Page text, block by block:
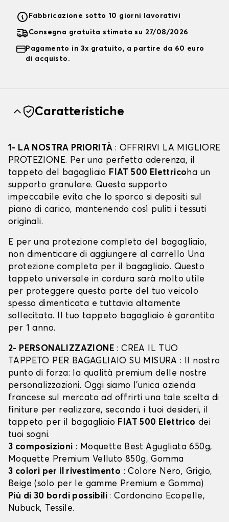
Fabbricazione sotto 10 giorni lavorativi
Consegna gratuita stimata su 27/08/2026
Pagamento in 3x gratuito, a partire da 60 euro
di acquisto.
Caratteristiche
1- LA NOSTRA PRIORITÀ : OFFRIRVI LA MIGLIORE
PROTEZIONE. Per una perfetta aderenza, il
tappeto del bagagliaio FIAT 500 Elettricoha un
supporto granulare. Questo supporto
impeccabile evita che lo sporco si depositi sul
piano di carico, mantenendo così puliti i tessuti
originali.
E per una protezione completa del bagagliaio,
non dimenticare di aggiungere al carrello Una
protezione completa per il bagagliaio. Questo
tappeto universale in cordura sarà molto utile
per proteggere questa parte del tuo veicolo
spesso dimenticata e tuttavia altamente
sollecitata. Il tuo tappeto bagagliaio è garantito
per 1 anno.
2- PERSONALIZZAZIONE: CREA IL TUO
TAPPETO PER BAGAGLIAIO SU MISURA : Il nostro
punto di forza: la qualità premium delle nostre
personalizzazioni. Oggi siamo l’unica azienda
francese sul mercato ad offrirti una tale scelta di
finiture per realizzare, secondo i tuoi desideri, il
tappeto per il bagagliaio FIAT 500 Elettrico dei
tuoi sogni.
3 composizioni : Moquette Best Agugliata 650g,
Moquette Premium Velluto 850g, Gomma
3 colori per il rivestimento : Colore Nero, Grigio,
Beige (solo per le gamme Premium e Gomma)
Più di 30 bordi possibili: Cordoncino Ecopelle,
Nubuck, Tessile.